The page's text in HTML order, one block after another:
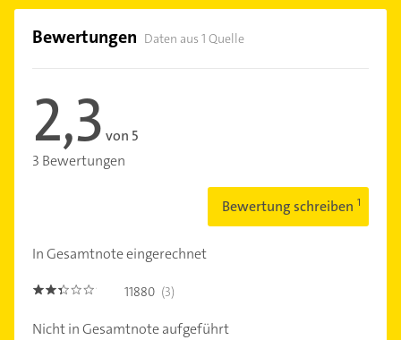
Bewertungen Daten aus 1 Quelle
2,3 von 5
3 Bewertungen
Bewertung schreiben
In Gesamtnote eingerechnet
2.3 11880 (3)
Nicht in Gesamtnote aufgeführt